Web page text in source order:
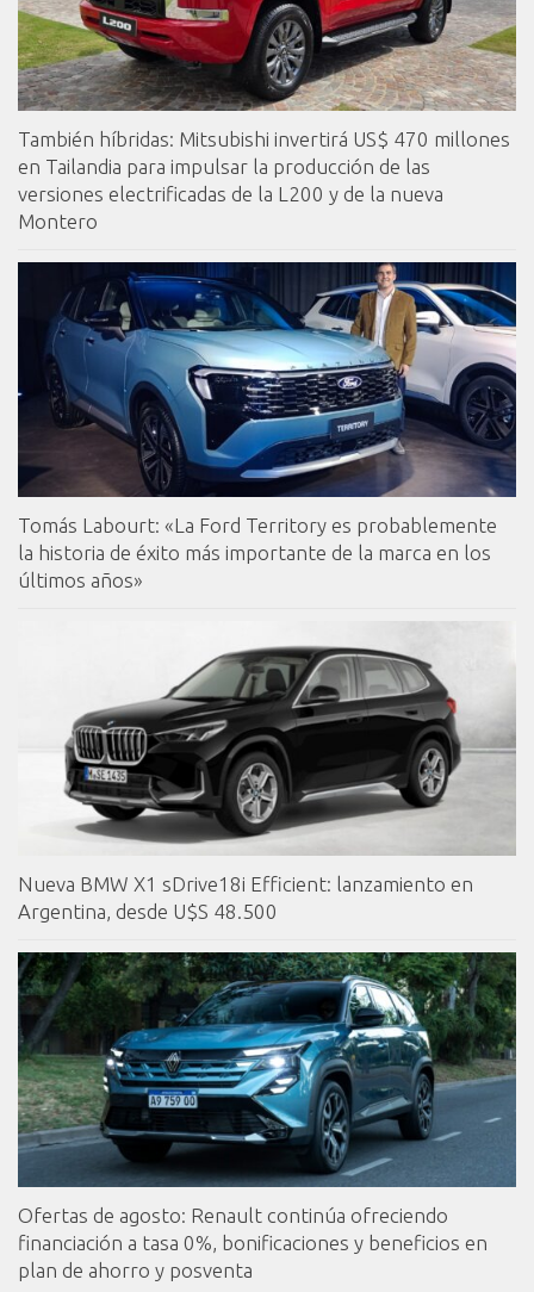
También híbridas: Mitsubishi invertirá US$ 470 millones
en Tailandia para impulsar la producción de las
versiones electrificadas de la L200 y de la nueva
Montero
Tomás Labourt: «La Ford Territory es probablemente
la historia de éxito más importante de la marca en los
últimos años»
Nueva BMW X1 sDrive18i Efficient: lanzamiento en
Argentina, desde U$S 48.500
Ofertas de agosto: Renault continúa ofreciendo
financiación a tasa 0%, bonificaciones y beneficios en
plan de ahorro y posventa